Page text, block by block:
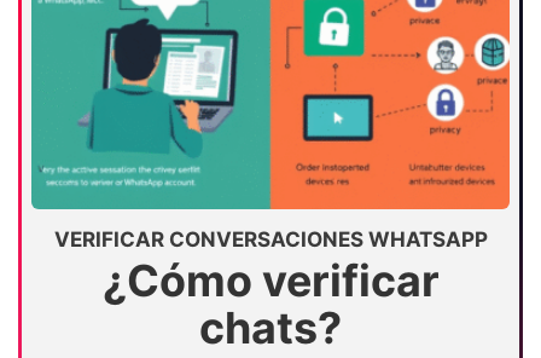
VERIFICAR CONVERSACIONES WHATSAPP
¿Cómo verificar
chats?